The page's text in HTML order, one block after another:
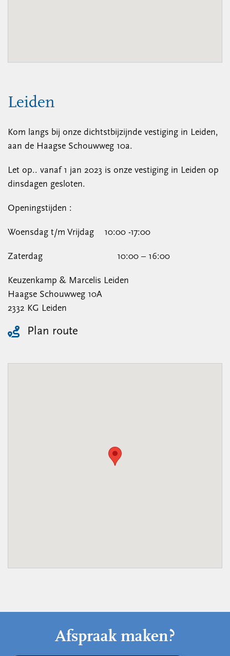
Leiden
Kom langs bij onze dichtstbijzijnde vestiging in Leiden,
aan de Haagse Schouwweg 10a.
Let op.. vanaf 1 jan 2023 is onze vestiging in Leiden op
dinsdagen gesloten.
Openingstijden :
Woensdag t/m Vrijdag 10:00 -17:00
Zaterdag 10:00 – 16:00
Keuzenkamp & Marcelis Leiden
Haagse Schouwweg 10A
2332 KG Leiden
Plan route
Afspraak maken?